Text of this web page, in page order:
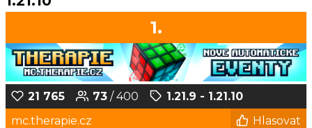
1.
21 765 73 / 400
1.21.9 - 1.21.10
mc.therapie.cz
Hlasovat